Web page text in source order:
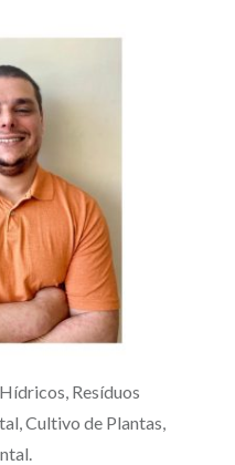
Resíduos
Cultivo de Plantas,